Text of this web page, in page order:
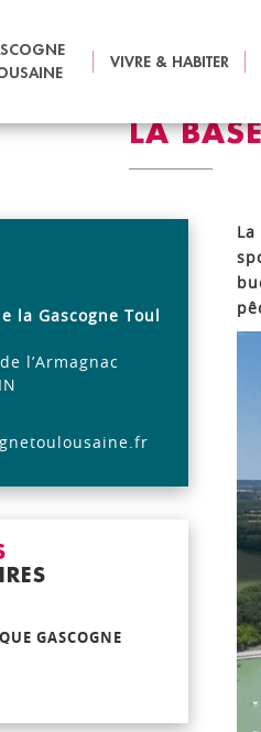
VIVRE & HABITER
ET LOISIRS LA BASE DE
LA
la Gascogne Toul
l’Armagnac
GASCOGNE